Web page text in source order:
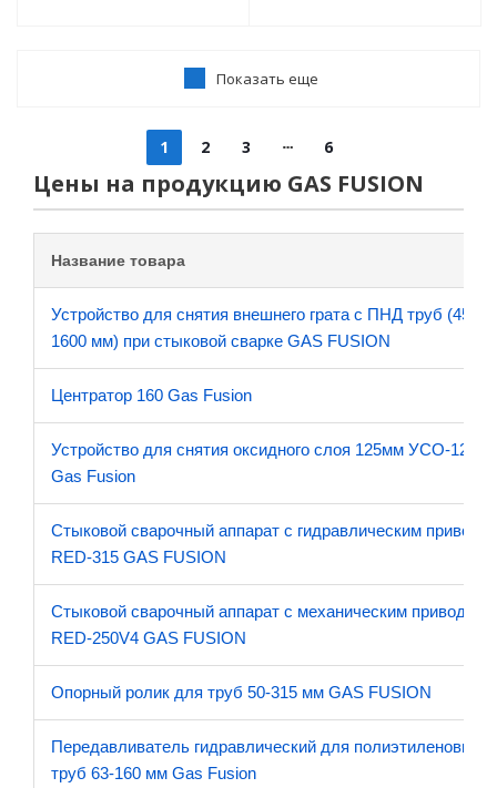
Показать еще
1 2 3 6
Цены на продукцию GAS FUSION
Название товара
Устройство для снятия внешнего грата с ПНД труб (450-
1600 мм) при стыковой сварке GAS FUSION
Центратор 160 Gas Fusion
Устройство для снятия оксидного слоя 125мм УСО-125
Gas Fusion
Стыковой сварочный аппарат с гидравлическим
RED-315 GAS FUSION
Стыковой сварочный аппарат с механическим приводом
RED-250V4 GAS FUSION
Опорный ролик для труб 50-315 мм GAS FUSION
Передавливатель гидравлический для полиэтиленовых
труб 63-160 мм Gas Fusion